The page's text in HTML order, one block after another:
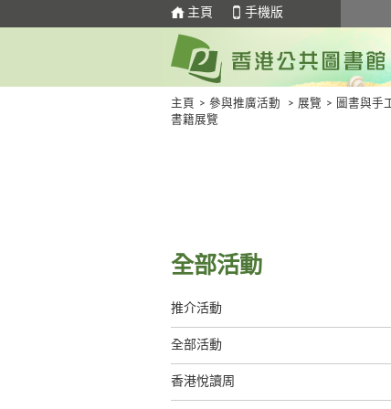
主頁 手機版
主頁 > 參與推廣活動 > 展覽 > 圖書與手
書籍展覽
全部活動
推介活動
全部活動
香港悅讀周